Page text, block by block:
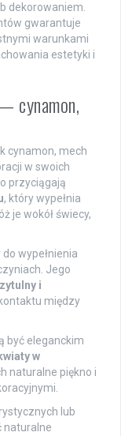
dekorowaniem.
gwarantuje
warunkami
estetyki i
cynamon,
cynamon, mech
w swoich
przyciągają
, który wypełnia
je wokół świecy,
wypełnienia
Jego
i
między
być eleganckim
kwiaty w
naturalne piękno i
lub
naturalne